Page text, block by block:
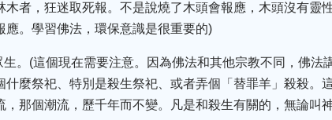
木者，狂迷取死報。不是說燒了木頭會報應，木頭沒有靈
應。學習佛法，環保意識是很重要的)
。(這個現在需要注意。因為佛法和其他宗教不同，佛法
什麼祭祀、特別是殺生祭祀、或者弄個「替罪羊」殺殺。
，那個潮流，歷千年而不變。凡是和殺生有關的，無論叫